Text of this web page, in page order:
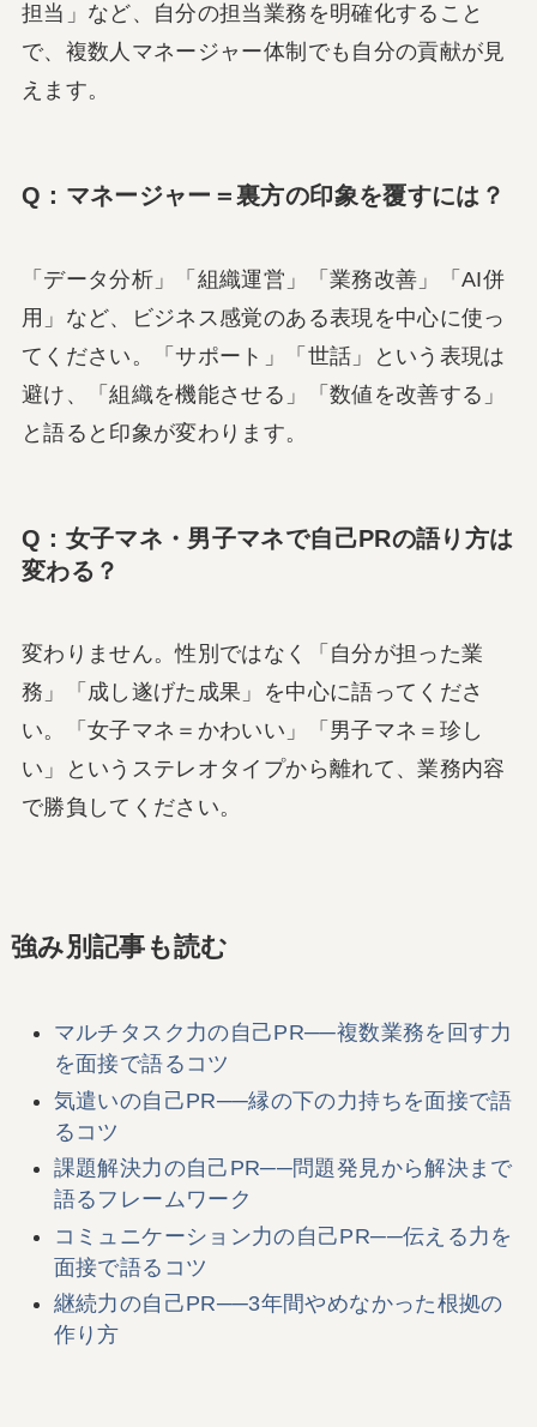
担当」など、自分の担当業務を明確化すること
で、複数人マネージャー体制でも自分の貢献が見
えます。
Q：マネージャー＝裏方の印象を覆すには？
「データ分析」「組織運営」「業務改善」「AI併
用」など、ビジネス感覚のある表現を中心に使っ
てください。「サポート」「世話」という表現は
避け、「組織を機能させる」「数値を改善する」
と語ると印象が変わります。
Q：女子マネ・男子マネで自己PRの語り方は
変わる？
変わりません。性別ではなく「自分が担った業
務」「成し遂げた成果」を中心に語ってくださ
い。「女子マネ＝かわいい」「男子マネ＝珍し
い」というステレオタイプから離れて、業務内容
で勝負してください。
強み別記事も読む
マルチタスク力の自己PR──複数業務を回す力
を面接で語るコツ
気遣いの自己PR──縁の下の力持ちを面接で語
るコツ
課題解決力の自己PR──問題発見から解決まで
語るフレームワーク
コミュニケーション力の自己PR──伝える力を
面接で語るコツ
継続力の自己PR──3年間やめなかった根拠の
作り方